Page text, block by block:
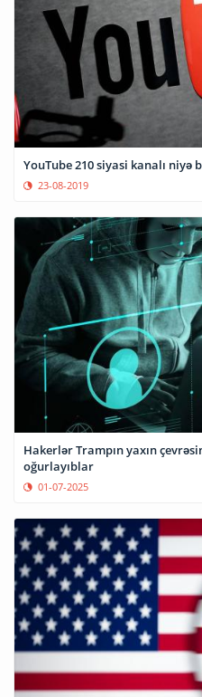
YouTube 210 siyasi kanalı niyə
23-08-2019
Hakerlər Trampın yaxın
oğurlayıblar
01-07-2025